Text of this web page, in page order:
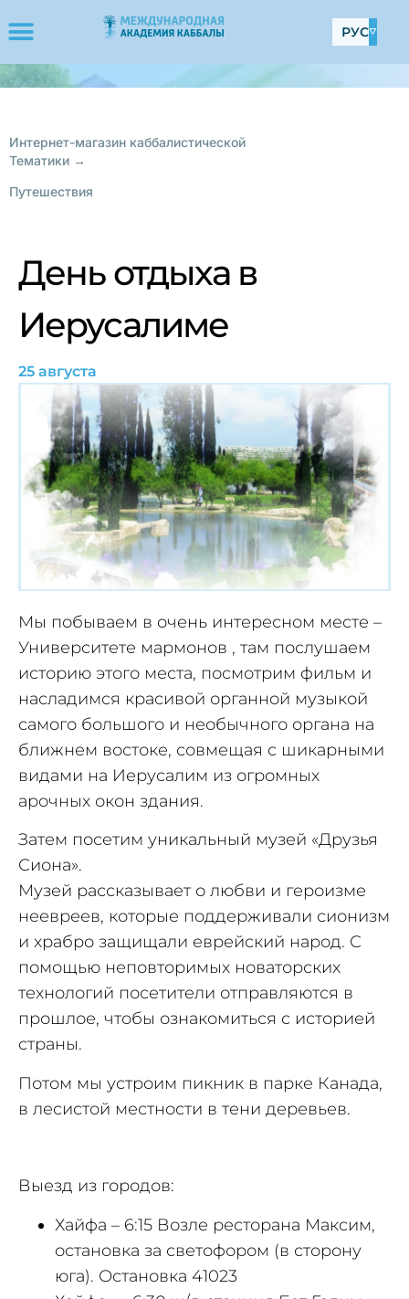
РУС
Интернет-магазин каббалистической
Тематики →
Путешествия
25 августа
День отдыха в
Иерусалиме
Мы побываем в очень интересном месте –
Университете мармонов , там послушаем
историю этого места, посмотрим фильм и
насладимся красивой органной музыкой
самого большого и необычного органа на
ближнем востоке, совмещая с шикарными
видами на Иерусалим из огромных
арочных окон здания.
Затем посетим уникальный музей «Друзья
Сиона».
Музей рассказывает о любви и героизме
неевреев, которые поддерживали сионизм
и храбро защищали еврейский народ. С
помощью неповторимых новаторских
технологий посетители отправляются в
прошлое, чтобы ознакомиться с историей
страны.
Потом мы устроим пикник в парке Канада,
в лесистой местности в тени деревьев.
Выезд из городов:
Хайфа – 6:15 Возле ресторана Максим,
остановка за светофором (в сторону
юга). Остановка 41023